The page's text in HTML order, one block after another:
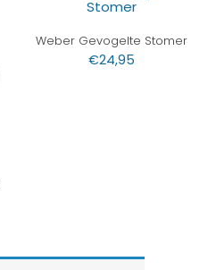
Weber Gevogelte Stomer
€24,95